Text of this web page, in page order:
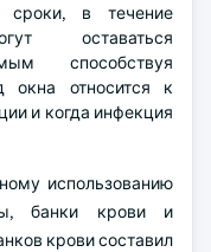
сроки, в течение
оставаться
способствуя
окна относится к
и когда инфекция
использованию
банки крови и
крови составил